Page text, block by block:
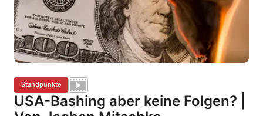
Standpunkte
USA-Bashing aber keine Folgen? |